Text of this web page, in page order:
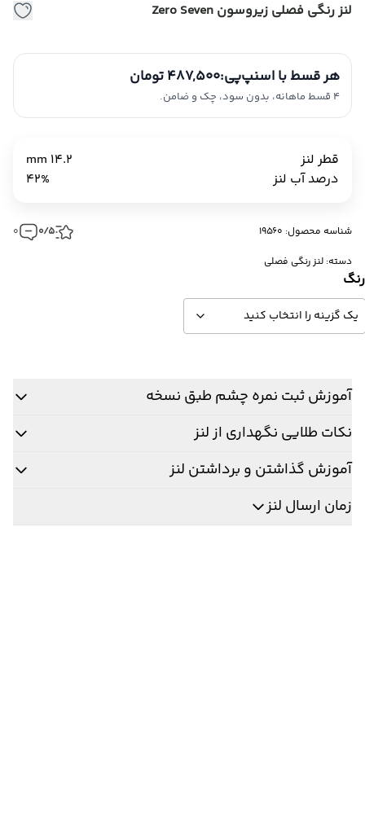
لنز رنگی فصلی زیروسون Zero Seven
هر قسط با اسنپ‌پی:487,500 تومان
4 قسط ماهانه، بدون سود، چک و ضامن.
قطر لنز
14.2 mm
درصد آب لنز
42%
شناسه محصول: 19560 0/5
0
دسته: لنز رنگی فصلی
رنگ
آموزش ثبت نمره چشم طبق نسخه
نکات طلایی نگهداری از لنز
آموزش گذاشتن و برداشتن لنز
زمان ارسال لنز